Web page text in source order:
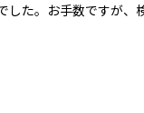
た。お手数ですが、